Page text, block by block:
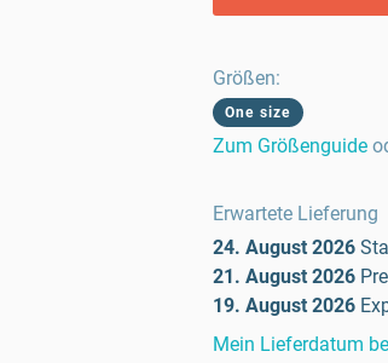
Größen:
One size
Zum Größenguide
Erwartete Lieferung
24. August 2026
21. August 2026
19. August 2026
Mein Lieferdatum